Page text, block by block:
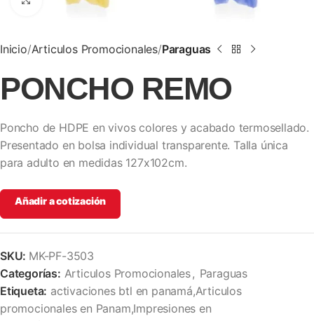
Inicio Articulos Promocionales Paraguas
PONCHO REMO
Poncho de HDPE en vivos colores y acabado termosellado.
Presentado en bolsa individual transparente. Talla única
para adulto en medidas 127x102cm.
Añadir a cotización
SKU: MK-PF-3503
Categorías: Articulos Promocionales, Paraguas
Etiqueta: activaciones btl en panamá,Articulos
promocionales en Panam,Impresiones en